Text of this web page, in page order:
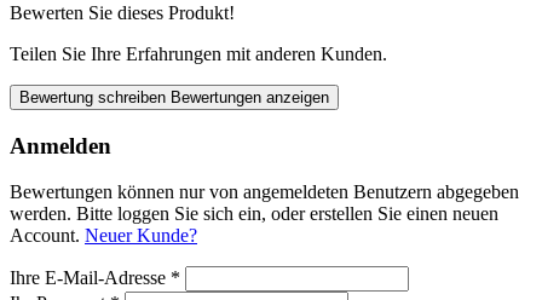
Bewerten Sie dieses Produkt!
Teilen Sie Ihre Erfahrungen mit anderen Kunden.
Bewertung schreiben Bewertungen anzeigen
Anmelden
Bewertungen können nur von angemeldeten Benutzern abgegeben
werden. Bitte loggen Sie sich ein, oder erstellen Sie einen neuen
Account. Neuer Kunde?
Ihre E-Mail-Adresse *